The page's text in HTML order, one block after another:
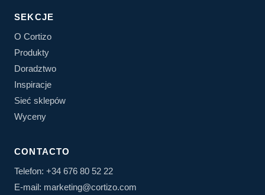
SEKCJE
O Cortizo
Produkty
Doradztwo
Inspiracje
Sieć sklepów
Wyceny
CONTACTO
Telefon: +34 676 80 52 22
E-mail: marketing@cortizo.com